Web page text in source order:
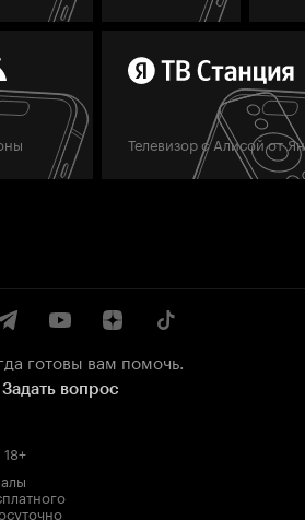
Телевизор с Алисой от
готовы вам помочь.
Задать вопрос
18+